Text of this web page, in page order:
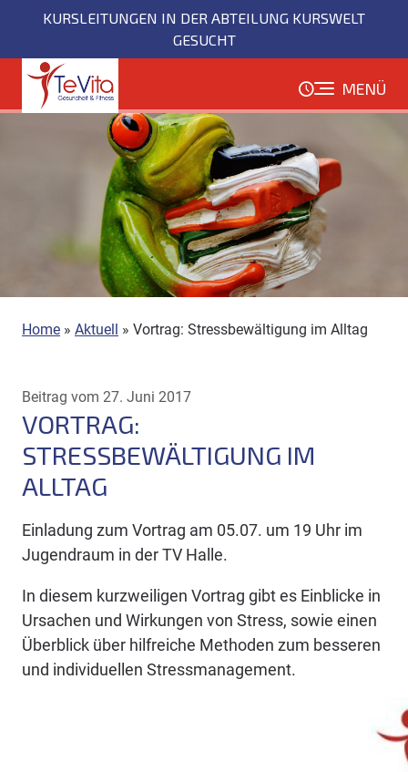
Inhalt
KURSLEITUNGEN IN DER ABTEILUNG KURSWELT
GESUCHT
MENÜ
Home » Aktuell » Vortrag: Stressbewältigung im Alltag
Beitrag vom 27. Juni 2017
VORTRAG:
STRESSBEWÄLTIGUNG IM
ALLTAG
Einladung zum Vortrag am 05.07. um 19 Uhr im
Jugendraum in der TV Halle.
In diesem kurzweiligen Vortrag gibt es Einblicke in
Ursachen und Wirkungen von Stress, sowie einen
Überblick über hilfreiche Methoden zum besseren
und individuellen Stressmanagement.